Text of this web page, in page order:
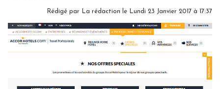
Rédigé par La rédaction le Lundi 23 Janvier 2017 à 17:37